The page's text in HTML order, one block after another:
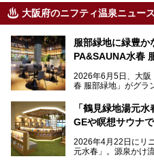
大阪府のニフティ温泉ニュース
服部緑地に緑豊か
PA&SAUNA水春
2026年6月5日、大阪
春 服部緑地」がグラ
当初の計画から約5
サウナ・岩盤浴・フ
を融合した、これま
今回はオープン前の
「鶴見緑地湯元
GEや瞑想サウナ
2026年4月22日にリ
元水春」。源泉かけ